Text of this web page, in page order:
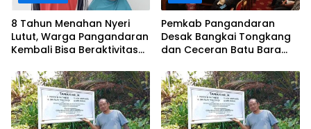
8 Tahun Menahan Nyeri
Lutut, Warga Pangandaran
Kembali Bisa Beraktivitas
Ditanggung BPJS
Pemkab Pangandaran
Desak Bangkai Tongkang
dan Ceceran Batu Bara
Buruknya Koordinasi
Perusahaan